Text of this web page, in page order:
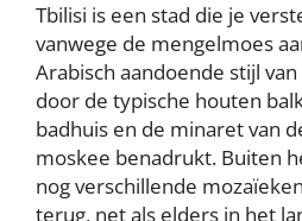
Tbilisi is een stad die je
vanwege de mengelmoes
Arabisch aandoende stijl
door de typische houten
badhuis en de minaret van
moskee benadrukt. Buiten
nog verschillende
terug, net als elders in het